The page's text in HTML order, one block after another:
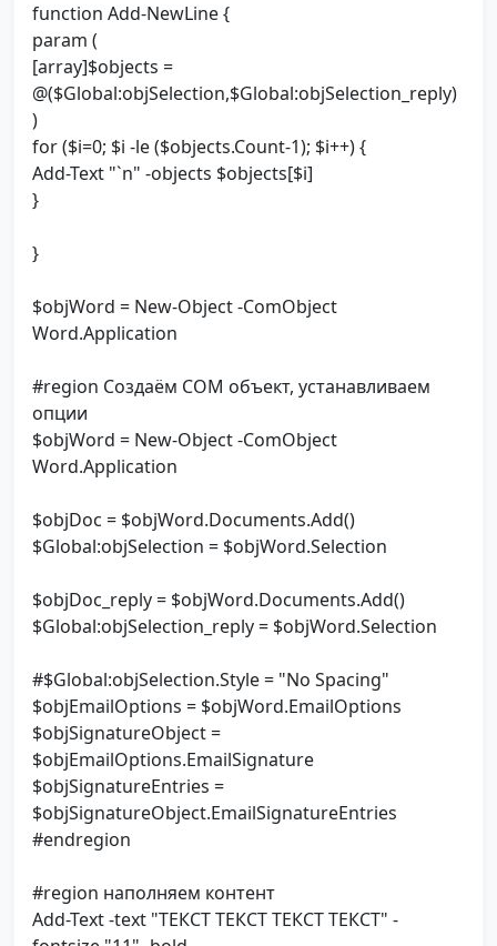
function Add-NewLine {
param (
[array]$objects =
@($Global:objSelection,$Global:objSelection_reply)
)
for ($i=0; $i -le ($objects.Count-1); $i++) {
Add-Text "`n" -objects $objects[$i]
}
}
$objWord = New-Object -ComObject
Word.Application
#region Создаём COM объект, устанавливаем
опции
$objWord = New-Object -ComObject
Word.Application
$objDoc = $objWord.Documents.Add()
$Global:objSelection = $objWord.Selection
$objDoc_reply = $objWord.Documents.Add()
$Global:objSelection_reply = $objWord.Selection
#$Global:objSelection.Style = "No Spacing"
$objEmailOptions = $objWord.EmailOptions
$objSignatureObject =
$objEmailOptions.EmailSignature
$objSignatureEntries =
$objSignatureObject.EmailSignatureEntries
#endregion
#region наполняем контент
Add-Text -text "ТЕКСТ ТЕКСТ ТЕКСТ ТЕКСТ" -